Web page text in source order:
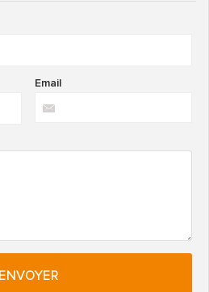
Email
ENVOYER